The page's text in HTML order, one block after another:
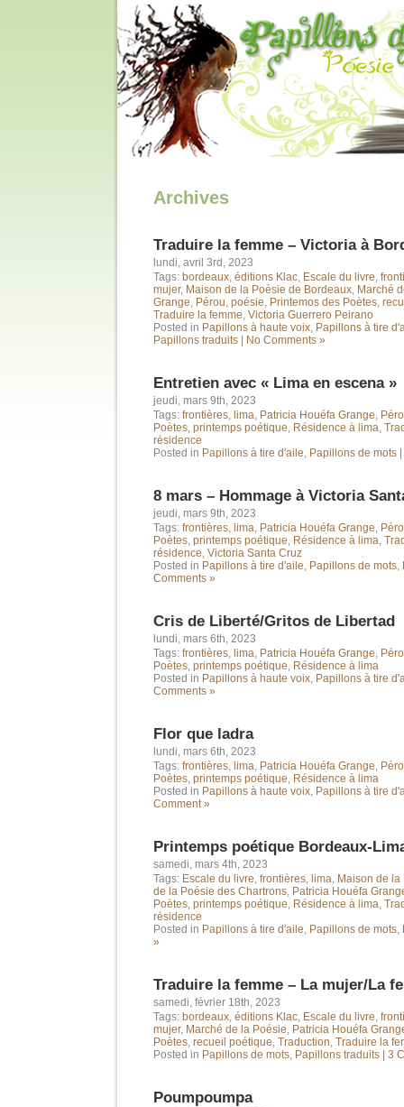
Archives
Traduire la femme – Victoria à
lundi, avril 3rd, 2023
Tags: bordeaux, éditions Klac, Escale du livre,
mujer, Maison de la Poésie de Bordeaux, Marché
Grange, Pérou, poésie, Printemos des Poètes,
Traduire la femme, Victoria Guerrero Peirano
Posted in Papillons à haute voix, Papillons à tire
Papillons traduits
No Comments »
Entretien avec « Lima en escena »
jeudi, mars 9th, 2023
Tags: frontières, lima, Patricia Houéfa Grange,
Poètes, printemps poétique, Résidence à lima,
résidence
Posted in Papillons à tire d'aile, Papillons de mots
8 mars – Hommage à Victoria
jeudi, mars 9th, 2023
Tags: frontières, lima, Patricia Houéfa Grange,
Poètes, printemps poétique, Résidence à lima,
résidence, Victoria Santa Cruz
Posted in Papillons à tire d'aile, Papillons de mots,
Comments »
Cris de Liberté/Gritos de Libertad
lundi, mars 6th, 2023
Tags: frontières, lima, Patricia Houéfa Grange,
Poètes, printemps poétique, Résidence à lima
Posted in Papillons à haute voix, Papillons à tire
Comments »
Flor que ladra
lundi, mars 6th, 2023
Tags: frontières, lima, Patricia Houéfa Grange,
Poètes, printemps poétique, Résidence à lima
Posted in Papillons à haute voix, Papillons à tire
Comment »
Printemps poétique Bordeaux-
samedi, mars 4th, 2023
Tags: Escale du livre, frontières, lima, Maison de
de la Poésie des Chartrons, Patricia Houéfa
Poètes, printemps poétique, Résidence à lima,
résidence
Posted in Papillons à tire d'aile, Papillons de mots,
»
Traduire la femme – La mujer/La
samedi, février 18th, 2023
Tags: bordeaux, éditions Klac, Escale du livre,
mujer, Marché de la Poésie, Patricia Houéfa
Poètes, recueil poétique, Traduction, Traduire la
Posted in Papillons de mots, Papillons traduits 3
Poumpoumpa